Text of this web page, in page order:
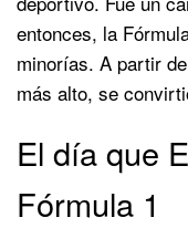
entonces, la
minorías. A partir
más alto, se
El día que
Fórmula 1